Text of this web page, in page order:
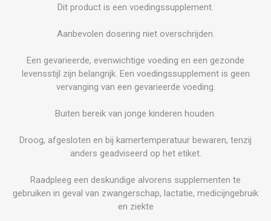
Dit product is een voedingssupplement.
Aanbevolen dosering niet overschrijden.
Een gevarieerde, evenwichtige voeding en een gezonde
levensstijl zijn belangrijk. Een voedingssupplement is geen
vervanging van een gevarieerde voeding.
Buiten bereik van jonge kinderen houden.
Droog, afgesloten en bij kamertemperatuur bewaren, tenzij
anders geadviseerd op het etiket.
Raadpleeg een deskundige alvorens supplementen te
gebruiken in geval van zwangerschap, lactatie, medicijngebruik
en ziekte